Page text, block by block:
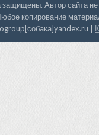
Автор сайта не
копирование
|